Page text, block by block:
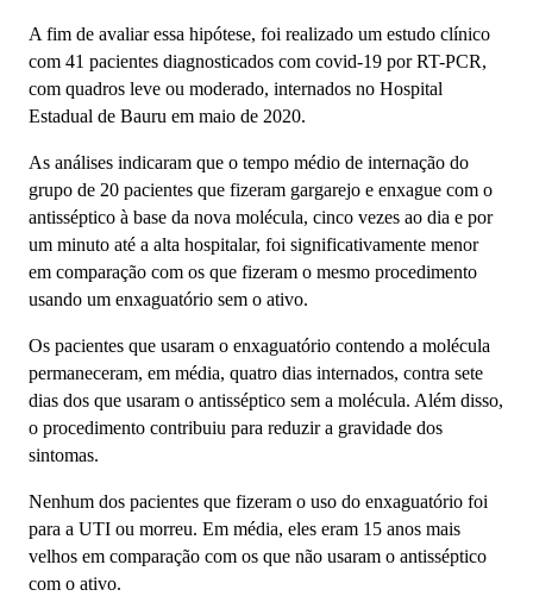
A fim de avaliar essa hipótese, foi realizado um estudo clínico
com 41 pacientes diagnosticados com covid-19 por RT-PCR,
com quadros leve ou moderado, internados no Hospital
Estadual de Bauru em maio de 2020.
As análises indicaram que o tempo médio de internação do
grupo de 20 pacientes que fizeram gargarejo e enxague com o
antisséptico à base da nova molécula, cinco vezes ao dia e por
um minuto até a alta hospitalar, foi significativamente menor
em comparação com os que fizeram o mesmo procedimento
usando um enxaguatório sem o ativo.
Os pacientes que usaram o enxaguatório contendo a molécula
permaneceram, em média, quatro dias internados, contra sete
dias dos que usaram o antisséptico sem a molécula. Além disso,
o procedimento contribuiu para reduzir a gravidade dos
sintomas.
Nenhum dos pacientes que fizeram o uso do enxaguatório foi
para a UTI ou morreu. Em média, eles eram 15 anos mais
velhos em comparação com os que não usaram o antisséptico
com o ativo.